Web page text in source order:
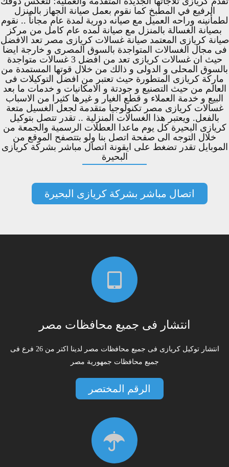
الرفيع في المطبخ كما نقوم بعمل صيانة الجهاز بالمنزل
لطمأنينه وراحه العميل مع صيانه دورية لمدة عام مجاناً .. نقوم
بصيانة الغسالة بالمنزل مع صيانة لمده عام كامل من مركز
صيانة كريازى المعتمد صيانة غسالات كريازى مصر تعد الافضل
فى مجال الغسالات المتواجدة بالسوق المصرى و خارجة ايضا
حيث ان غسالات كريازى تعد من افضل 3 غسالات متواجدة
بالسوق المحلى و الدولى و ذالك من خلال قوتها المستمدة من
ماركة كريازى المتطورة حيث تعتبر من افضل التوكيلات فى
العالم من حيث التصنيع و جودتة و الامكانيات و خدمات ما بعد
البيع و خدمة العملاء و قطع الغيار و غيرها كثيرا من الاسباب
غسالات كريازى مصر تكنولوجيا متقدمة لجعل الغسيل متعة
بالفعل. ويعتبر هذا الغسالات المنزلية .. تقدر تتصل بتوكيل
كريازى البحيرة كل يوم ماعدا العطلات الرسمية والجمعة من
خلال التوجه الى صفحة اتصل بنا ولو بتتصفح الموقع من
الموبايل تقدر تضغط على ايقونة اتصال مباشر بشركة كريازى
البحيرة
اتصال مباشر بشركة كريازى البحيرة
انتشار فى جميع محافظات مصر
انتشار توكيل كريازى فى جميع محافظات مصر لدينا اكتر من 26 فرع فى
جميع محافظات جمهورية مصر
الرقم المختصر